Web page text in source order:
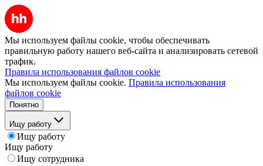
Мы используем файлы cookie, чтобы обеспечивать
правильную работу нашего веб-сайта и анализировать сетевой
трафик.
Правила использования файлов cookie
Мы используем файлы cookie. Правила использования
файлов cookie
Понятно
Ищу работу
Ищу работу
Ищу работу
Ищу сотрудника